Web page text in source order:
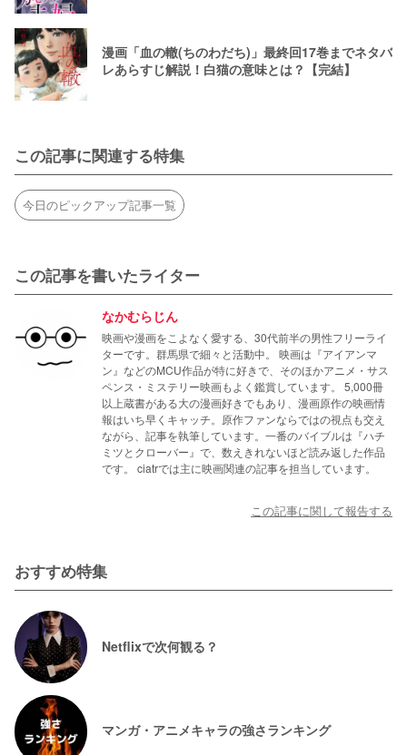
漫画「血の轍(ちのわだち)」最終回17巻までネタバ
レあらすじ解説！白猫の意味とは？【完結】
この記事に関連する特集
今日のピックアップ記事一覧
この記事を書いたライター
なかむらじん
映画や漫画をこよなく愛する、30代前半の男性フリーライ
ターです。群馬県で細々と活動中。 映画は『アイアンマ
ン』などのMCU作品が特に好きで、そのほかアニメ・サス
ペンス・ミステリー映画もよく鑑賞しています。 5,000冊
以上蔵書がある大の漫画好きでもあり、漫画原作の映画情
報はいち早くキャッチ。原作ファンならではの視点も交え
ながら、記事を執筆しています。一番のバイブルは『ハチ
ミツとクローバー』で、数えきれないほど読み返した作品
です。 ciatrでは主に映画関連の記事を担当しています。
この記事に関して報告する
おすすめ特集
Netflixで次何観る？
マンガ・アニメキャラの強さランキング